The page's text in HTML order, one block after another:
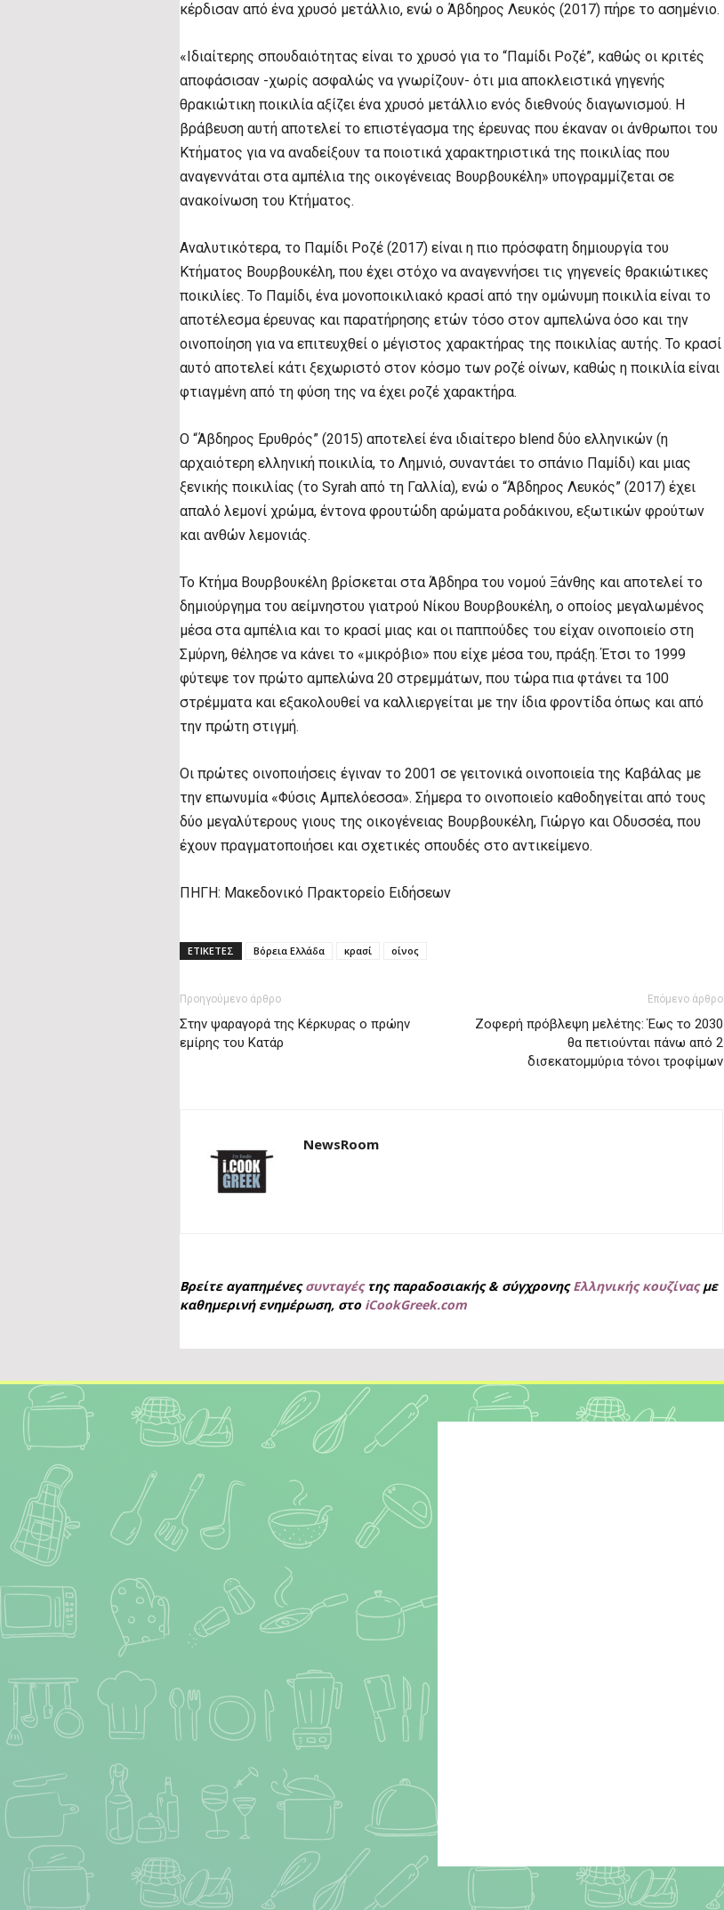
κέρδισαν από ένα χρυσό μετάλλιο, ενώ ο Άβδηρος Λευκός (2017) πήρε το ασημένιο.
«Ιδιαίτερης σπουδαιότητας είναι το χρυσό για το “Παμίδι Ροζέ”, καθώς οι κριτές
αποφάσισαν -χωρίς ασφαλώς να γνωρίζουν- ότι μια αποκλειστικά γηγενής
θρακιώτικη ποικιλία αξίζει ένα χρυσό μετάλλιο ενός διεθνούς διαγωνισμού. Η
βράβευση αυτή αποτελεί το επιστέγασμα της έρευνας που έκαναν οι άνθρωποι του
Κτήματος για να αναδείξουν τα ποιοτικά χαρακτηριστικά της ποικιλίας που
αναγεννάται στα αμπέλια της οικογένειας Βουρβουκέλη» υπογραμμίζεται σε
ανακοίνωση του Κτήματος.
Αναλυτικότερα, το Παμίδι Ροζέ (2017) είναι η πιο πρόσφατη δημιουργία του
Κτήματος Βουρβουκέλη, που έχει στόχο να αναγεννήσει τις γηγενείς θρακιώτικες
ποικιλίες. Το Παμίδι, ένα μονοποικιλιακό κρασί από την ομώνυμη ποικιλία είναι το
αποτέλεσμα έρευνας και παρατήρησης ετών τόσο στον αμπελώνα όσο και την
οινοποίηση για να επιτευχθεί ο μέγιστος χαρακτήρας της ποικιλίας αυτής. Το κρασί
αυτό αποτελεί κάτι ξεχωριστό στον κόσμο των ροζέ οίνων, καθώς η ποικιλία είναι
φτιαγμένη από τη φύση της να έχει ροζέ χαρακτήρα.
Ο “Άβδηρος Ερυθρός” (2015) αποτελεί ένα ιδιαίτερο blend δύο ελληνικών (η
αρχαιότερη ελληνική ποικιλία, το Λημνιό, συναντάει το σπάνιο Παμίδι) και μιας
ξενικής ποικιλίας (το Syrah από τη Γαλλία), ενώ ο “Άβδηρος Λευκός” (2017) έχει
απαλό λεμονί χρώμα, έντονα φρουτώδη αρώματα ροδάκινου, εξωτικών φρούτων
και ανθών λεμονιάς.
Το Κτήμα Βουρβουκέλη βρίσκεται στα Άβδηρα του νομού Ξάνθης και αποτελεί το
δημιούργημα του αείμνηστου γιατρού Νίκου Βουρβουκέλη, ο οποίος μεγαλωμένος
μέσα στα αμπέλια και το κρασί μιας και οι παππούδες του είχαν οινοποιείο στη
Σμύρνη, θέλησε να κάνει το «μικρόβιο» που είχε μέσα του, πράξη. Έτσι το 1999
φύτεψε τον πρώτο αμπελώνα 20 στρεμμάτων, που τώρα πια φτάνει τα 100
στρέμματα και εξακολουθεί να καλλιεργείται με την ίδια φροντίδα όπως και από
την πρώτη στιγμή.
Οι πρώτες οινοποιήσεις έγιναν το 2001 σε γειτονικά οινοποιεία της Καβάλας με
την επωνυμία «Φύσις Αμπελόεσσα». Σήμερα το οινοποιείο καθοδηγείται από τους
δύο μεγαλύτερους γιους της οικογένειας Βουρβουκέλη, Γιώργο και Οδυσσέα, που
έχουν πραγματοποιήσει και σχετικές σπουδές στο αντικείμενο.
ΠΗΓΗ: Μακεδονικό Πρακτορείο Ειδήσεων
ΕΤΙΚΕΤΕΣ Βόρεια Ελλάδα κρασί οίνος
Προηγούμενο άρθρο
Στην ψαραγορά της Κέρκυρας ο πρώην
εμίρης του Κατάρ
Επόμενο άρθρο
Ζοφερή πρόβλεψη μελέτης: Έως το 2030
θα πετιούνται πάνω από 2
δισεκατομμύρια τόνοι τροφίμων
NewsRoom
Βρείτε αγαπημένεςσυνταγέςτης παραδοσιακής & σύγχρονηςΕλληνικής κουζίναςμε
καθημερινή ενημέρωση, στο iCookGreek.com